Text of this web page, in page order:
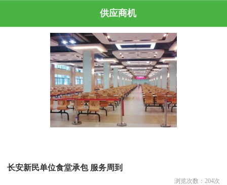
供应商机
长安新民单位食堂承包 服务周到
浏览次数： 204次